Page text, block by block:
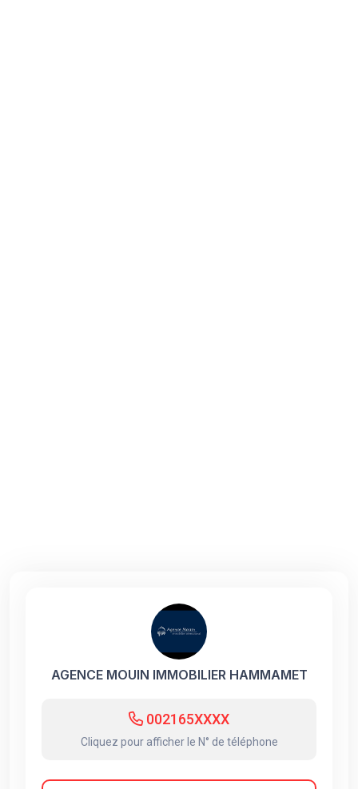
AGENCE MOUIN IMMOBILIER HAMMAMET
002165XXXX
Cliquez pour afficher le N° de téléphone